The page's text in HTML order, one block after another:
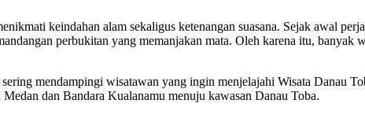
keindahan alam sekaligus ketenangan suasana. Sejak awal
perbukitan yang memanjakan mata. Oleh karena itu, banyak
sering mendampingi wisatawan yang ingin menjelajahi Wisata Danau
dan Bandara Kualanamu menuju kawasan Danau Toba.